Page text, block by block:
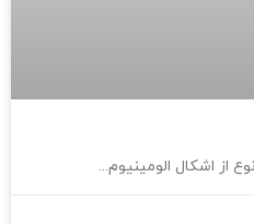
از اشکال الومینیوم